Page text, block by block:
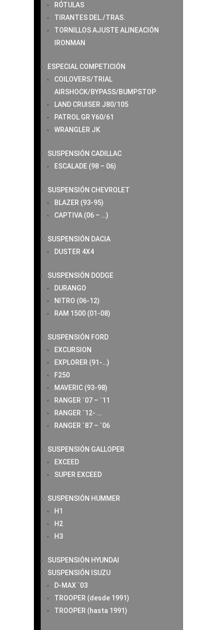
RÓTULAS
TIRANTES DEL./TRAS.
TORNILLOS AJUSTE ALINEACIÓN
IRONMAN
ESPECIAL COMPETICIÓN
COILOVERS/TRIAL
AIRSHOCK/BYPASS/BUMPSTOP
LAND CRUISER J80/105
PATROL GR Y60/61
WRANGLER JK
SUSPENSIÓN CADILLAC
ESCALADE (98 – 06)
SUSPENSIÓN CHEVROLET
BLAZER (93-95)
CAPTIVA (06 – …)
SUSPENSIÓN DACIA
DUSTER 4X4
SUSPENSIÓN DODGE
DURANGO
NITRO (06-12)
RAM 1500 (01-08)
SUSPENSIÓN FORD
EXCURSION
EXPLORER (91-…)
F250
MAVERIC (93-98)
RANGER ´07 – ´11
RANGER ´12- …
RANGER ´87 – ´06
SUSPENSIÓN GALLOPER
EXCEED
SUPER EXCEED
SUSPENSIÓN HUMMER
H1
H2
H3
SUSPENSIÓN HYUNDAI
SUSPENSIÓN ISUZU
D-MAX ´03
TROOPER (desde 1991)
TROOPER (hasta 1991)